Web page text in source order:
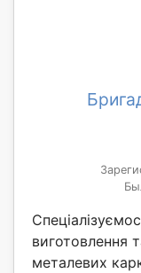
виготовлення
металевих